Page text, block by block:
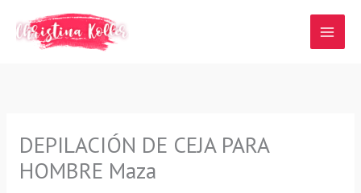
contenido
DEPILACIÓN DE CEJA PARA
HOMBRE Maza